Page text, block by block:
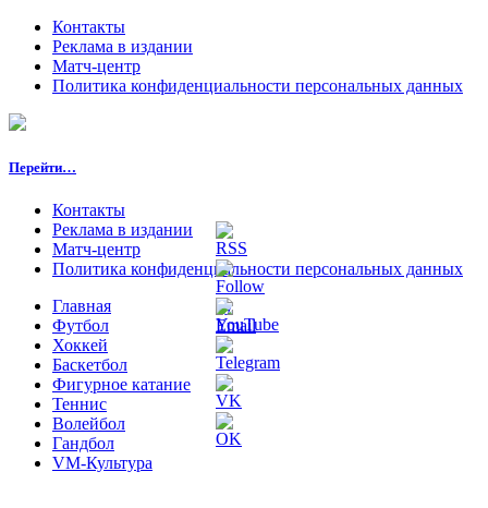
Контакты
Реклама в издании
Матч-центр
Политика конфиденциальности персональных данных
Перейти…
Контакты
Реклама в издании
Матч-центр
Политика конфиденциальности персональных данных
Главная
Футбол
Хоккей
Баскетбол
Фигурное катание
Теннис
Волейбол
Гандбол
VM-Культура